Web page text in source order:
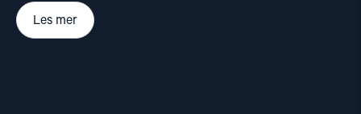
Les mer